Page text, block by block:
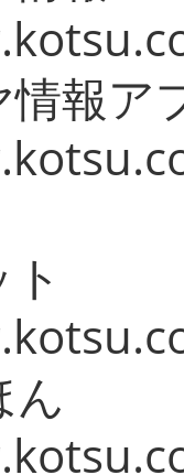
報ア
ん